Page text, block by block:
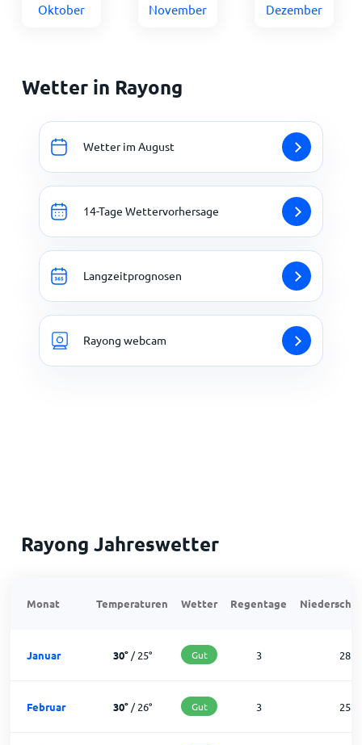
Oktober November Dezember
Wetter in Rayong
Wetter im August
14-Tage Wettervorhersage
Langzeitprognosen
Rayong webcam
Rayong Jahreswetter
Monat Temperaturen Wetter Regentage
Januar 30°/25° Gut 3 28
Februar 30°/26° Gut 3 25